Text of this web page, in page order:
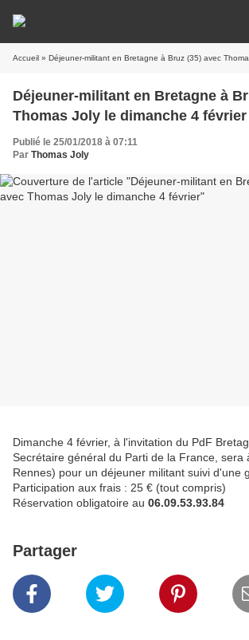
Accueil » Déjeuner-militant en Bretagne à Bruz (35) avec Thomas
Déjeuner-militant en Bretagne à
Thomas Joly le dimanche 4 février
Publié le 25/01/2018 à 07:11
Par Thomas Joly
Dimanche 4 février, à l'invitation du PdF
Secrétaire général du Parti de la France, sera
Rennes) pour un déjeuner militant suivi d'une
Participation aux frais : 25 € (tout compris)
Réservation obligatoire au 06.09.53.93.84
Partager